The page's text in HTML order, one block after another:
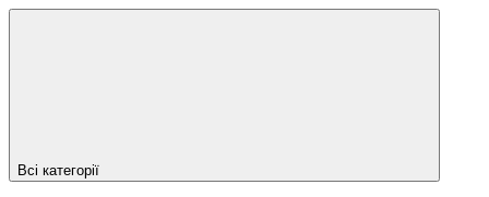
Всі категорії